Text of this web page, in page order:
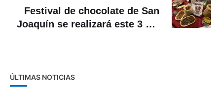
Festival de chocolate de San
Joaquín se realizará este 3 y 4
ÚLTIMAS NOTICIAS